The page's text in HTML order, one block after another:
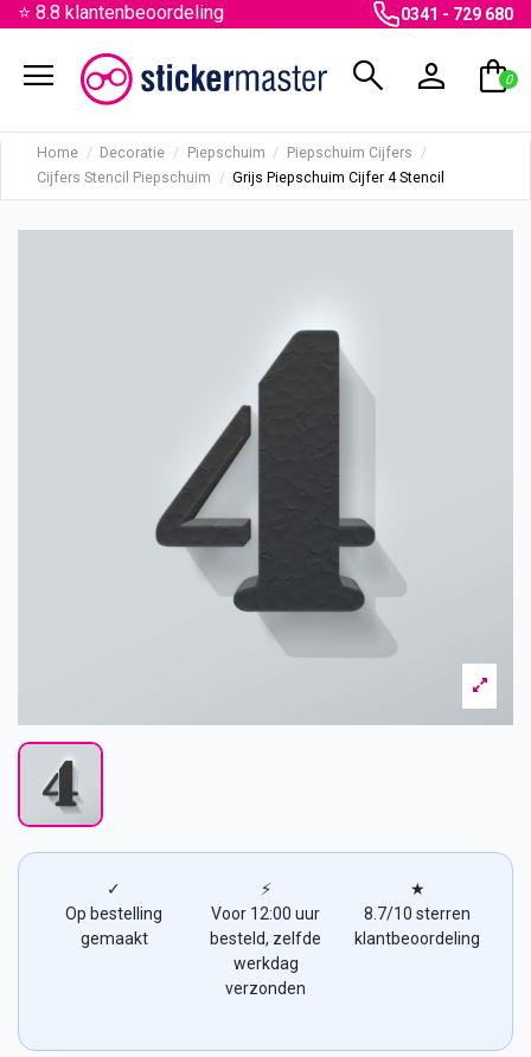
⭐ 8.8 klantenbeoordeling 0341 - 729 680
menu search person shopping_bag
0
Home Decoratie Piepschuim
Piepschuim Cijfers
Cijfers Stencil Piepschuim
Grijs Piepschuim Cijfer 4 Stencil
✓
Op bestelling
gemaakt
⚡
Voor 12:00 uur
besteld, zelfde
werkdag
verzonden
★
8.7/10 sterren
klantbeoordeling